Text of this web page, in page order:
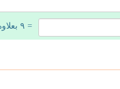
= ۹ بعلاوه ۴